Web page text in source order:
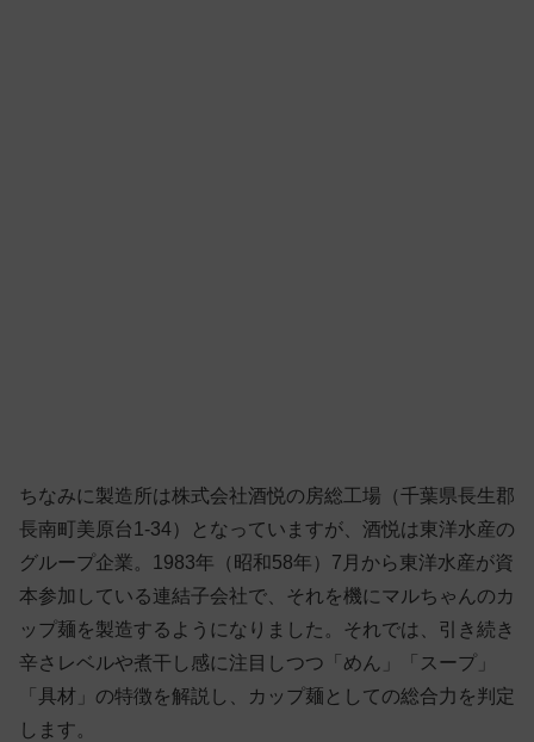
ちなみに製造所は株式会社酒悦の房総工場（千葉県長生郡
長南町美原台1-34）となっていますが、酒悦は東洋水産の
グループ企業。1983年（昭和58年）7月から東洋水産が資
本参加している連結子会社で、それを機にマルちゃんのカ
ップ麺を製造するようになりました。それでは、引き続き
辛さレベルや煮干し感に注目しつつ「めん」「スープ」
「具材」の特徴を解説し、カップ麺としての総合力を判定
します。